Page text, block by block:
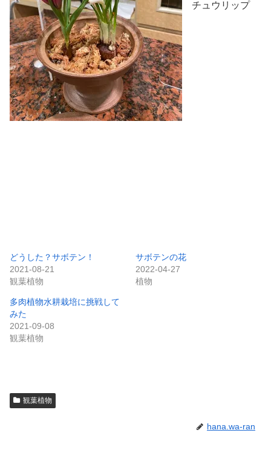
チュウリップ
どうした？サボテン！
2021-08-21
観葉植物
サボテンの花
2022-04-27
植物
多肉植物水耕栽培に挑戦して
みた
2021-09-08
観葉植物
観葉植物
hana.wa-ran